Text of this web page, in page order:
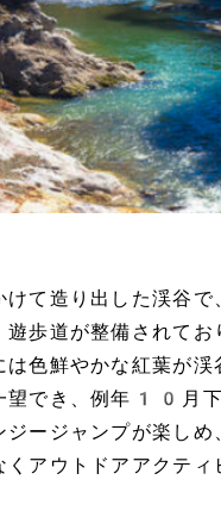
て造り出した渓谷
歩道が整備されて
色鮮やかな紅葉が
望でき、例年10
ージャンプが楽し
アウトドアアクティ